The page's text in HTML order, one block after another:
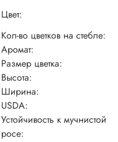
Цвет:
Кол-во цветков на стебле:
Аромат:
Размер цветка:
Высота:
Ширина:
USDA:
Устойчивость к мучнистой
росе: